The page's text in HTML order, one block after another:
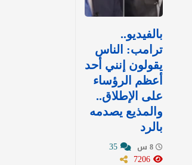
بالفيديو..
ترامب: الناس
يقولون إنني أحد
أعظم الرؤساء
على الإطلاق..
والمذيع يصدمه
بالرد